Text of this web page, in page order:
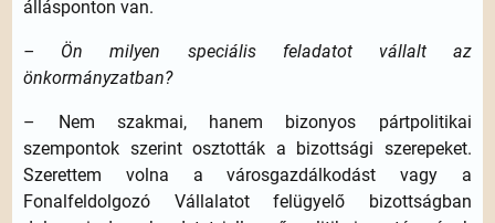
állásponton van.
– Ön milyen speciális feladatot vállalt az
önkormányzatban?
– Nem szakmai, hanem bizonyos pártpolitikai
szempontok szerint osztották a bizottsági szerepeket.
Szerettem volna a városgazdálkodást vagy a
Fonalfeldolgozó Vállalatot felügyelő bizottságban